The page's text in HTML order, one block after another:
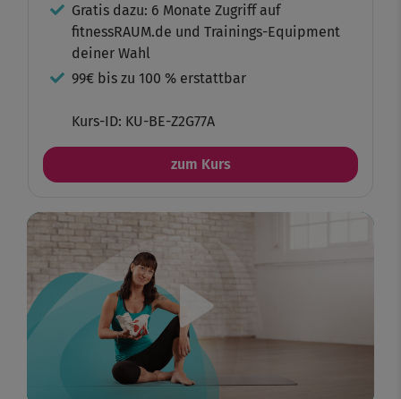
Play
Video
Gratis dazu: 6 Monate Zugriff auf
fitnessRAUM.de und Trainings-Equipment
deiner Wahl
99€ bis zu 100 % erstattbar
Kurs-ID: KU-BE-Z2G77A
zum Kurs